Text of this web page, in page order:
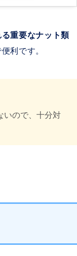
重要なナット類
利です。
いので、十分対